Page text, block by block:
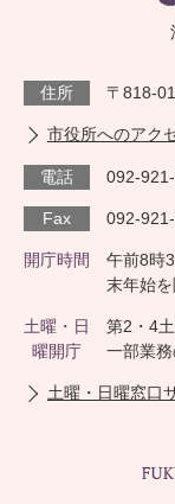
住所 〒818-
市役所へのアク
電話 092-
Fax 092-
開庁時間
午前8時
末年始を
土曜・日
曜開庁
第2・4
一部業務
土曜・日曜窓口